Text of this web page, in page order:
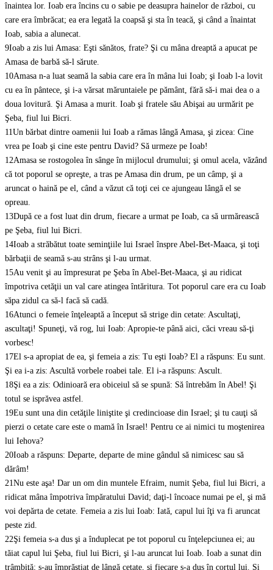
înaintea lor. Ioab era încins cu o sabie pe deasupra hainelor de război, cu
care era îmbrăcat; ea era legată la coapsă şi sta în teacă, şi când a înaintat
Ioab, sabia a alunecat.
9Ioab a zis lui Amasa: Eşti sănătos, frate? Şi cu mâna dreaptă a apucat pe
Amasa de barbă să-l sărute.
10Amasa n-a luat seamă la sabia care era în mâna lui Ioab; şi Ioab l-a lovit
cu ea în pântece, şi i-a vărsat măruntaiele pe pământ, fără să-i mai dea o a
doua lovitură. Şi Amasa a murit. Ioab şi fratele său Abişai au urmărit pe
Şeba, fiul lui Bicri.
11Un bărbat dintre oamenii lui Ioab a rămas lângă Amasa, şi zicea: Cine
vrea pe Ioab şi cine este pentru David? Să urmeze pe Ioab!
12Amasa se rostogolea în sânge în mijlocul drumului; şi omul acela, văzând
că tot poporul se opreşte, a tras pe Amasa din drum, pe un câmp, şi a
aruncat o haină pe el, când a văzut că toţi cei ce ajungeau lângă el se
opreau.
13După ce a fost luat din drum, fiecare a urmat pe Ioab, ca să urmărească
pe Şeba, fiul lui Bicri.
14Ioab a străbătut toate seminţiile lui Israel înspre Abel-Bet-Maaca, şi toţi
bărbaţii de seamă s-au strâns şi l-au urmat.
15Au venit şi au împresurat pe Şeba în Abel-Bet-Maaca, şi au ridicat
împotriva cetăţii un val care atingea întăritura. Tot poporul care era cu Ioab
săpa zidul ca să-l facă să cadă.
16Atunci o femeie înţeleaptă a început să strige din cetate: Ascultaţi,
ascultaţi! Spuneţi, vă rog, lui Ioab: Apropie-te până aici, căci vreau să-ţi
vorbesc!
17El s-a apropiat de ea, şi femeia a zis: Tu eşti Ioab? El a răspuns: Eu sunt.
Şi ea i-a zis: Ascultă vorbele roabei tale. El i-a răspuns: Ascult.
18Şi ea a zis: Odinioară era obiceiul să se spună: Să întrebăm în Abel! Şi
totul se isprăvea astfel.
19Eu sunt una din cetăţile liniştite şi credincioase din Israel; şi tu cauţi să
pierzi o cetate care este o mamă în Israel! Pentru ce ai nimici tu moştenirea
lui Iehova?
20Ioab a răspuns: Departe, departe de mine gândul să nimicesc sau să
dărâm!
21Nu este aşa! Dar un om din muntele Efraim, numit Şeba, fiul lui Bicri, a
ridicat mâna împotriva împăratului David; daţi-l încoace numai pe el, şi mă
voi depărta de cetate. Femeia a zis lui Ioab: Iată, capul lui îţi va fi aruncat
peste zid.
22Şi femeia s-a dus şi a înduplecat pe tot poporul cu înţelepciunea ei; au
tăiat capul lui Şeba, fiul lui Bicri, şi l-au aruncat lui Ioab. Ioab a sunat din
trâmbiţă; s-au împrăştiat de lângă cetate, şi fiecare s-a dus în cortul lui. Şi